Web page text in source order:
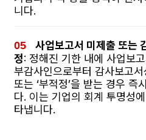
니다.
사업보고서 미제출 또는
정: 정해진 기한 내에 사업보
부감사인으로부터 감사보고서
또는 ‘부적정’을 받는 경우 즉
다. 이는 기업의 회계 투명성
타냅니다.